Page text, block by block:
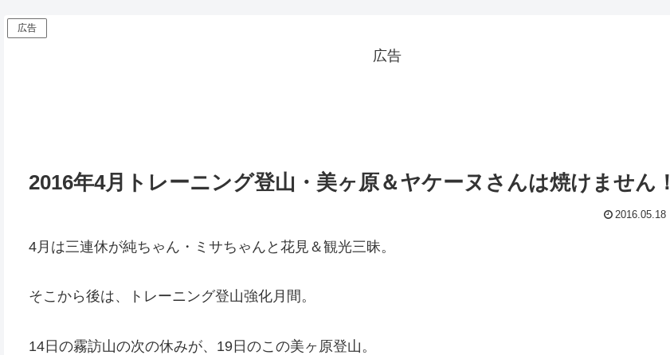
広告
広告
2016年4月トレーニング登山・美ヶ原＆ヤケーヌさんは焼けません！
2016.05.18
4月は三連休が純ちゃん・ミサちゃんと花見＆観光三昧。
そこから後は、トレーニング登山強化月間。
14日の霧訪山の次の休みが、19日のこの美ヶ原登山。